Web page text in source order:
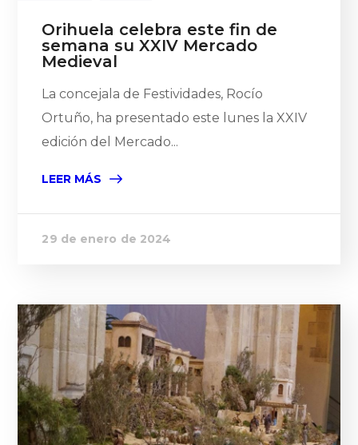
Orihuela celebra este fin de
semana su XXIV Mercado
Medieval
La concejala de Festividades, Rocío
Ortuño, ha presentado este lunes la XXIV
edición del Mercado...
LEER MÁS
29 de enero de 2024